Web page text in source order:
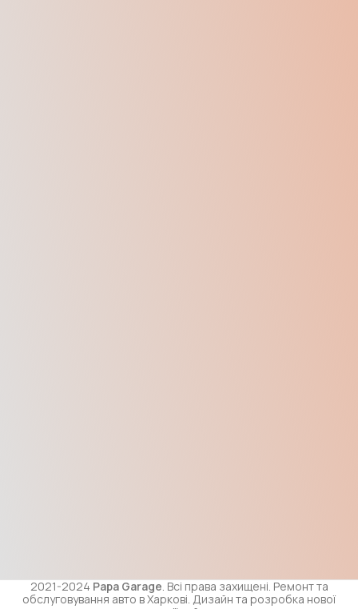
2021-2024 Papa Garage. Всі права захищені. Ремонт та
обслуговування авто в Харкові. Дизайн та розробка нової